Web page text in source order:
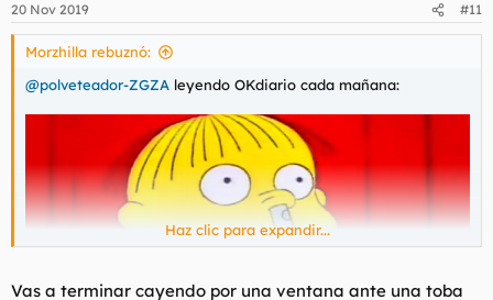
20 Nov 2019 #11
Morzhilla rebuznó:
@polveteador-ZGZA leyendo OKdiario cada mañana:
Haz clic para expandir...
Vas a terminar cayendo por una ventana ante una toba